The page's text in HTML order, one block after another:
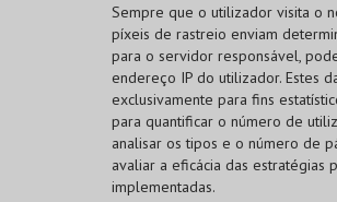
Sempre que o utilizador visita o
píxeis de rastreio enviam
para o servidor responsável,
endereço IP do utilizador. Estes
exclusivamente para fins
para quantificar o número de
analisar os tipos e o número de
avaliar a eficácia das estratégias
implementadas.